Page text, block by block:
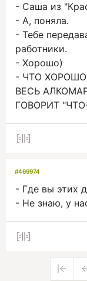
- Саша из
- А, поняла.
- Тебе
работники.
- Хорошо)
- ЧТО
ВЕСЬ
ГОВОРИТ
#469974
- Где вы этих
- Не знаю, у